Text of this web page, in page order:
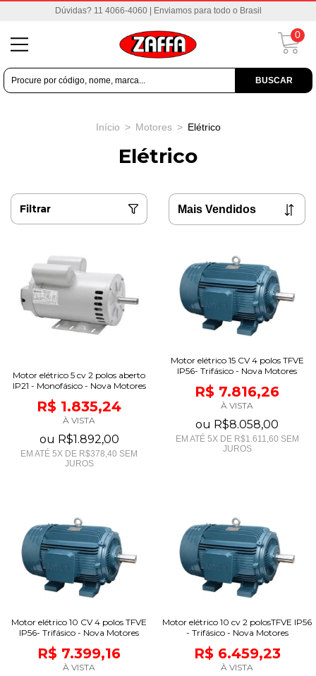
Dúvidas? 11 4066-4060 | Enviamos para todo o Brasil
BUSCAR
0
Início > Motores > Elétrico
Elétrico
Filtrar
Motor elétrico 5 cv 2 polos aberto
IP21 - Monofásico - Nova Motores
R$ 1.835,24
À VISTA
ou R$1.892,00
EM ATÉ 5X DE R$378,40 SEM
JUROS
Motor elétrico 15 CV 4 polos TFVE
IP56- Trifásico - Nova Motores
R$ 7.816,26
À VISTA
ou R$8.058,00
EM ATÉ 5X DE R$1.611,60 SEM
JUROS
Motor elétrico 10 CV 4 polos TFVE
IP56- Trifásico - Nova Motores
R$ 7.399,16
À VISTA
Motor elétrico 10 cv 2 polosTFVE IP56
- Trifásico - Nova Motores
R$ 6.459,23
À VISTA